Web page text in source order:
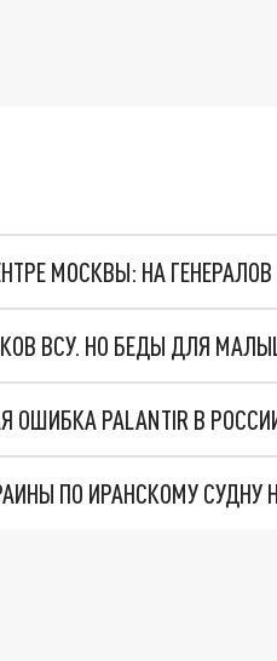
МОСКВЫ: НА
ВСУ. НО БЕДЫ ДЛЯ
ПО ИРАНСКОМУ СУДНУ